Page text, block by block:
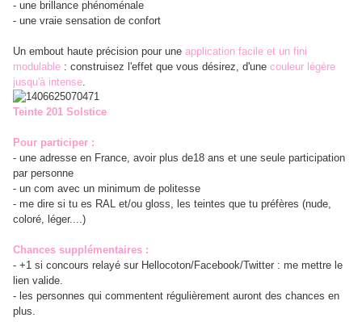
- une brillance phénoménale
- une vraie sensation de confort
Un embout haute précision pour une application facile et un fini
modulable : construisez l'effet que vous désirez, d'une couleur légère
jusqu'à intense.
Teinte 201 Solstice
Pour participer :
- une adresse en France, avoir plus de18 ans et une seule participation
par personne
- un com avec un minimum de politesse
- me dire si tu es RAL et/ou gloss, les teintes que tu préfères (nude,
coloré, léger....)
Chances supplémentaires :
- +1 si concours relayé sur Hellocoton/Facebook/Twitter : me mettre le
lien valide.
- les personnes qui commentent régulièrement auront des chances en
plus.